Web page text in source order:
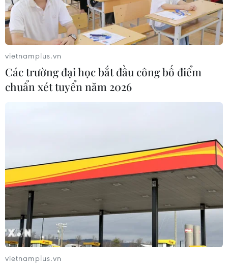
Quảng Trị) thường xuyên phải dịch chuyển để tận dụng
độ sâu và hiện chỉ đáp ứng được cho tàu tải trọng
1.000-2.000 tấn ra, vào.
Vai trò của giao thông vận tải trong phát
triển kinh tế-xã hội
31/01/2020 01:39
vietnamplus.vn
Các trường đại học bắt đầu công bố điểm
chuẩn xét tuyển năm 2026
vietnamplus.vn